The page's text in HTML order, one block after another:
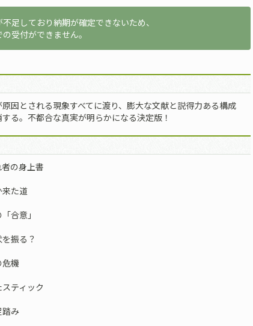
足しており納期が確定できないため、
受付ができません。
因とされる現象すべてに渡り、膨大な文献と説得力ある構成
る。不都合な真実が明らかになる決定版！
の身上書
た道
合意」
振る？
機
ティック
み